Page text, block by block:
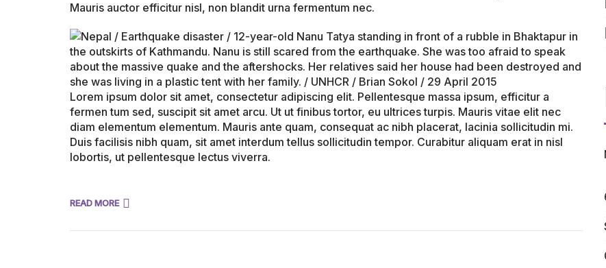
Mauris auctor efficitur nisl, non blandit urna fermentum nec.
Lorem ipsum dolor sit amet, consectetur adipiscing elit. Pellentesque massa ipsum, efficitur a
fermen tum sed, suscipit sit amet arcu. Ut ut finibus tortor, eu ultrices turpis. Mauris vitae elit nec
diam elementum elementum. Mauris ante quam, consequat ac nibh placerat, lacinia sollicitudin mi.
Duis facilisis nibh quam, sit amet interdum tellus sollicitudin tempor. Curabitur aliquam erat in nisl
lobortis, ut pellentesque lectus viverra.
READ MORE